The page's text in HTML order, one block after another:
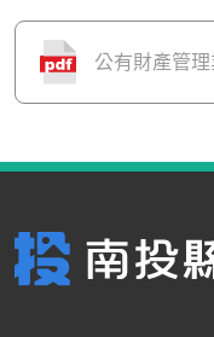
公有財產管理